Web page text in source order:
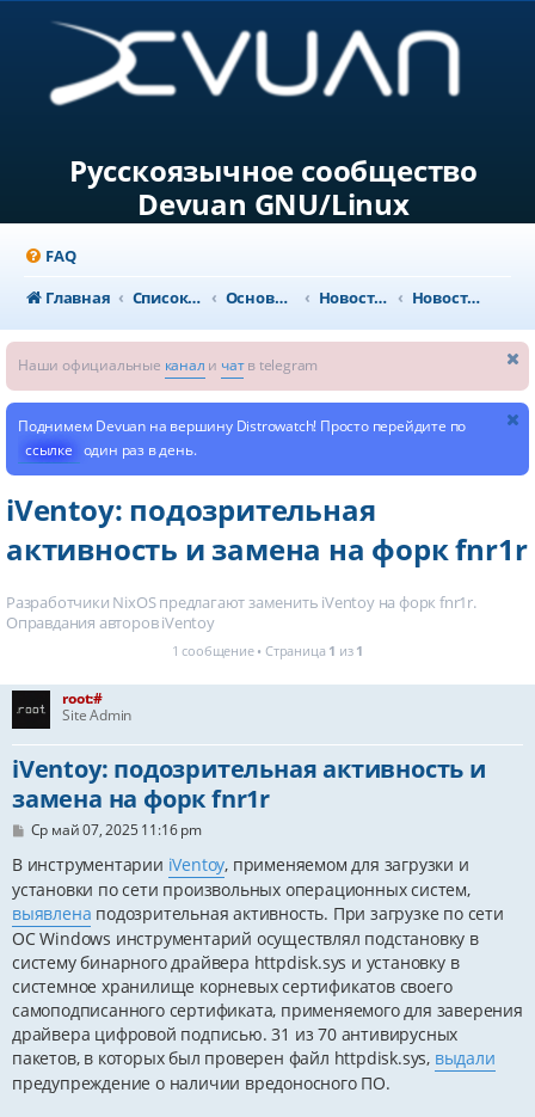
Русскоязычное сообщество
Devuan GNU/Linux
FAQ
Главная
Список форумов Основной раздел Новости и объявления Новости из мира GNU/Linux
Наши официальные канал и чатв telegram
Поднимем Devuan на вершину Distrowatch! Просто перейдите по
ссылке один раз в день.
iVentoy: подозрительная
активность и замена на форк fnr1r
Разработчики NixOS предлагают заменить iVentoy на форк fnr1r.
Оправдания авторов iVentoy
1 сообщение • Страница 1 из 1
root:#
Site Admin
iVentoy: подозрительная активность и
замена на форк fnr1r
С
о
щ
е
н
и
е
Ср май 07, 2025 11:16 pm
В инструментарии iVentoy, применяемом для загрузки и
установки по сети произвольных операционных систем,
выявлена подозрительная активность. При загрузке по сети
ОС Windows инструментарий осуществлял подстановку в
систему бинарного драйвера httpdisk.sys и установку в
системное хранилище корневых сертификатов своего
самоподписанного сертификата, применяемого для заверения
драйвера цифровой подписью. 31 из 70 антивирусных
пакетов, в которых был проверен файл httpdisk.sys, выдали
предупреждение о наличии вредоносного ПО.